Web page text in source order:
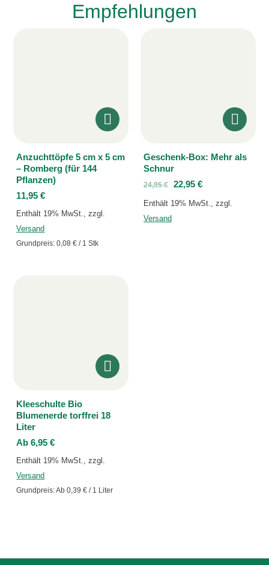
Empfehlungen
Anzuchttöpfe 5 cm x 5 cm
– Romberg (für 144
Pflanzen)
11,95€
Enthält 19% MwSt., zzgl.
Versand
Grundpreis:0,08€ / 1 Stk
Geschenk-Box: Mehr als
Schnur
24,95€ 22,95 €
Enthält 19% MwSt., zzgl.
Versand
Kleeschulte Bio
Blumenerde torffrei 18
Liter
Ab 6,95€
Enthält 19% MwSt., zzgl.
Versand
Grundpreis: Ab0,39€ / 1 Liter